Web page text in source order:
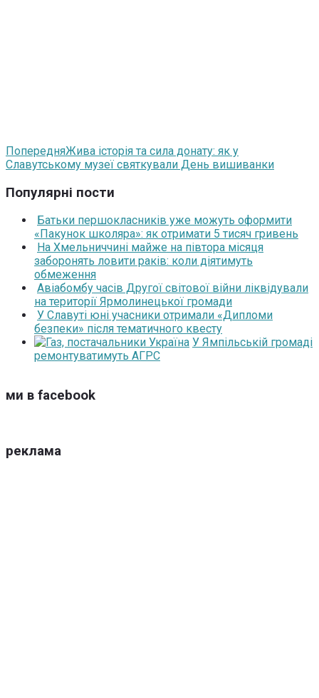
ПопередняЖива історія та сила донату: як у
Славутському музеї святкували День вишиванки
Популярні пости
Батьки першокласників уже можуть оформити
«Пакунок школяра»: як отримати 5 тисяч гривень
На Хмельниччині майже на півтора місяця
заборонять ловити раків: коли діятимуть
обмеження
Авіабомбу часів Другої світової війни ліквідували
на території Ярмолинецької громади
У Славуті юні учасники отримали «Дипломи
безпеки» після тематичного квесту
У Ямпільській громаді
ремонтуватимуть АГРС
ми в facebook
реклама